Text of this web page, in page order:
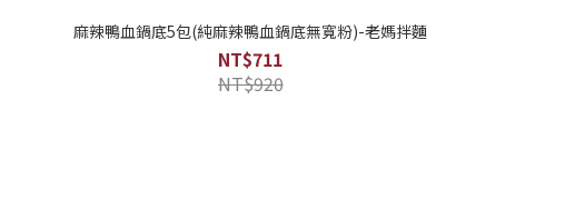
麻辣鴨血鍋底5包(純麻辣鴨血鍋底無寬粉)-老媽拌麵
NT$711
NT$920